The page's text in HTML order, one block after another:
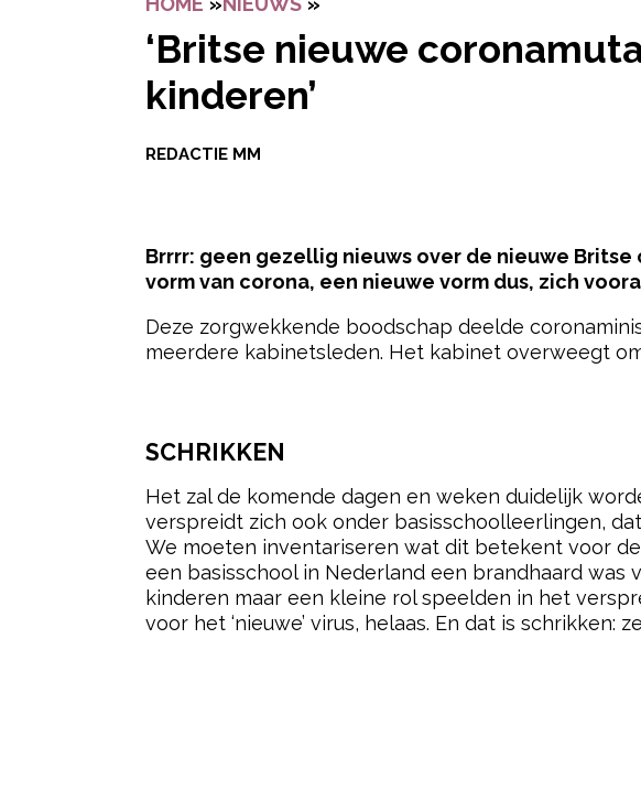
‘Britse nieuwe
kinderen’
REDACTIE MM
Brrrr: geen gezellig nieuws over de nieuwe
vorm van corona, een nieuwe vorm dus, zich
Deze zorgwekkende boodschap deelde
meerdere kabinetsleden. Het kabinet overweegt
SCHRIKKEN
Het zal de komende dagen en weken duidelijk
verspreidt zich ook onder basisschoolleerlingen,
We moeten inventariseren wat dit betekent voor
een basisschool in Nederland een brandhaard
kinderen maar een kleine rol speelden in het
voor het ‘nieuwe’ virus, helaas. En dat is